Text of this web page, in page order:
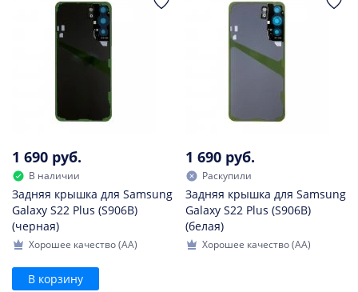
1 690 руб.
В наличии
Задняя крышка для Samsung
Galaxy S22 Plus (S906B)
(черная)
Хорошее качество (AA)
В корзину
1 690 руб.
Раскупили
Задняя крышка для Samsung
Galaxy S22 Plus (S906B)
(белая)
Хорошее качество (AA)